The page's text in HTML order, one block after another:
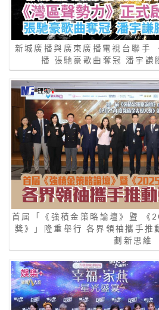
新城廣播與廣東廣播電視台聯手
播 張馳豪歌曲奪冠 潘宇謙
首屆「《強積金策略論壇》暨 《
獎》」隆重舉行 各界領袖攜手推
劃新思維